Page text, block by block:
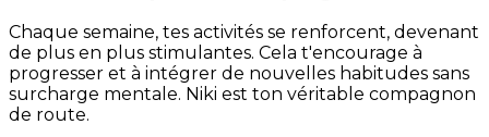
Chaque semaine, tes activités se renforcent, devenant
de plus en plus stimulantes. Cela t'encourage à
progresser et à intégrer de nouvelles habitudes sans
surcharge mentale. Niki est ton véritable compagnon
de route.